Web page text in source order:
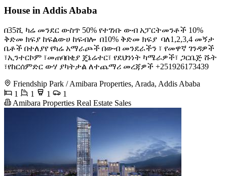
House in Addis Ababa
በ35ሺ ካሬ መንደር ውስጥ 50% የተገነቡ ውብ አፓርትመንቶች 10%
ቅድመ ክፍያ ከፍልውሀ ከፍብሎ ️ በ10% ቅድመ ክፍያ ️ ባለ1,2,3,4 መኝታ
ቤቶች በተለያየ የካሬ አማራጮች በውብ መንደራችን ፣ የመዋኛ ገንዳዎች
፣ኢንተርኮም ፣መጠባበቂያ ጄኔሬተር፣ የደህንነት ካሜራዎች፣ ጋርቤጅ ሹት
፣የከርሰምድር ውሃ ያካትታል ለተጨማሪ መረጃዎች +251926173439
Friendship Park / Amibara Properties, Arada, Addis Ababa
1
1 1
1
Amibara Properties Real Estate Sales